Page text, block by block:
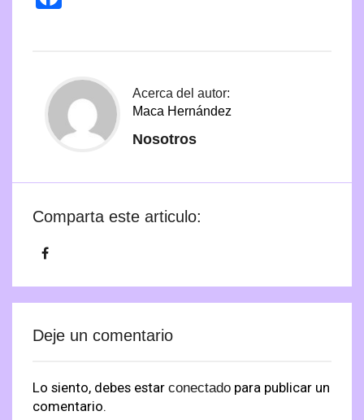
Acerca del autor:
Maca Hernández
Nosotros
Comparta este articulo:
Deje un comentario
Lo siento, debes estar conectado para publicar un
comentario.